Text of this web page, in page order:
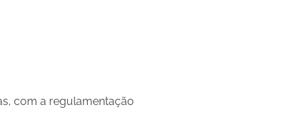
com a regulamentação